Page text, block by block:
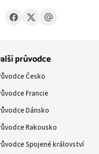
průvodce
Česko
Francie
Dánsko
Rakousko
Spojené království